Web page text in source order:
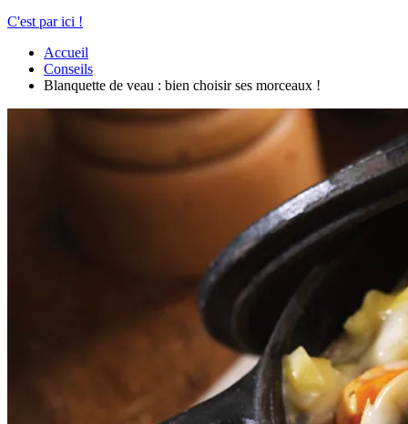
C'est par ici !
Accueil
Conseils
Blanquette de veau : bien choisir ses morceaux !